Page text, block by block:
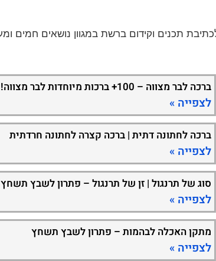
ברכה לבר מצווה – 100+ ברכות מיוחדות לבר מצווה!
לצפייה »
ברכה לחתונה דתית | ברכה קצרה לחתונה חרדתית
לצפייה »
סוג של תרנגול | זן של תרנגול – פתרון לשבץ תשחץ
לצפייה »
מתקן האכלה לבהמות – פתרון לשבץ תשחץ
לצפייה »